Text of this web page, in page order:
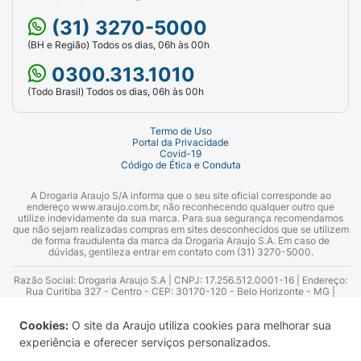
Cookies: O site da Araujo utiliza cookies para melhorar sua
experiência e oferecer serviços personalizados.
(31) 3270-5000
(BH e Região) Todos os dias, 06h às 00h
0300.313.1010
(Todo Brasil) Todos os dias, 06h às 00h
Termo de Uso
Portal da Privacidade
Covid-19
Código de Ética e Conduta
A Drogaria Araujo S/A informa que o seu site oficial corresponde ao
endereço www.araujo.com.br, não reconhecendo qualquer outro que
utilize indevidamente da sua marca. Para sua segurança recomendamos
que não sejam realizadas compras em sites desconhecidos que se utilizem
de forma fraudulenta da marca da Drogaria Araujo S.A. Em caso de
dúvidas, gentileza entrar em contato com (31) 3270-5000.
Razão Social: Drogaria Araujo S.A | CNPJ: 17.256.512.0001-16 | Endereço:
Rua Curitiba 327 - Centro - CEP: 30170-120 - Belo Horizonte - MG |
Azevedo Guimarães – CRF 10.965 | Yasmin Silva Alvarenga – CRF 52.584 -
Consultor substituto: Thiago Aguiar Pinheiro - CRF Nº 13.748. Alvará
Sanitário: 2025020713 | Autorização de Funcionamento da Empresa (AFE):